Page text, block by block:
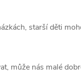
starší děti
může nás malé